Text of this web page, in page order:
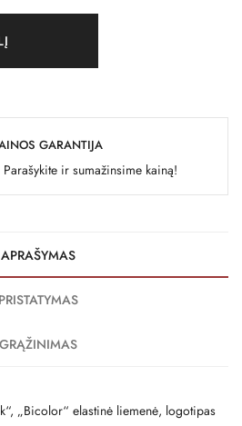
GARANTIJA
ir sumažinsime kainą!
APRAŠYMAS
PRISTATYMAS
GRĄŽINIMAS
„Bicolor“ elastinė liemenė, logotipas